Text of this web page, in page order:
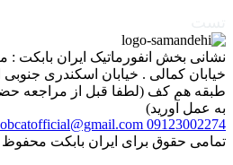
نشانی بخش انفورماتیک ایران بابکت :
طبقه هم کف (لطفا قبل از مراجعه
به عمل آورید)
09123002274
تمامی حقوق برای ایران بابکت